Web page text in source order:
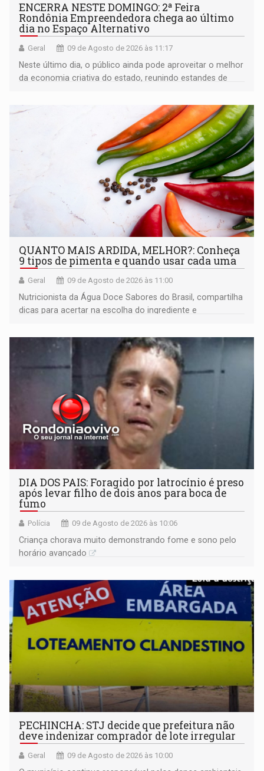
ENCERRA NESTE DOMINGO: 2ª Feira
Rondônia Empreendedora chega ao último
dia no Espaço Alternativo
Geral 09 de Agosto de 2026 às 11:17
Neste último dia, o público ainda pode aproveitar o melhor
da economia criativa do estado, reunindo estandes de
QUANTO MAIS ARDIDA, MELHOR?: Conheça
9 tipos de pimenta e quando usar cada uma
Geral 09 de Agosto de 2026 às 11:00
Nutricionista da Água Doce Sabores do Brasil, compartilha
dicas para acertar na escolha do ingrediente e
DIA DOS PAIS: Foragido por latrocínio é preso
após levar filho de dois anos para boca de
fumo
Polícia 09 de Agosto de 2026 às 10:06
Criança chorava muito demonstrando fome e sono pelo
horário avançado
PECHINCHA: STJ decide que prefeitura não
deve indenizar comprador de lote irregular
Geral 09 de Agosto de 2026 às 10:00